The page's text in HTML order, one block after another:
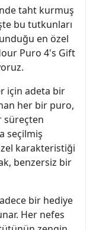
taht kurmuş
bu tutkunları
en özel
Puro 4's Gift
için adeta bir
her bir puro,
süreçten
seçilmiş
karakteristiği
benzersiz bir
bir hediye
Her nefes